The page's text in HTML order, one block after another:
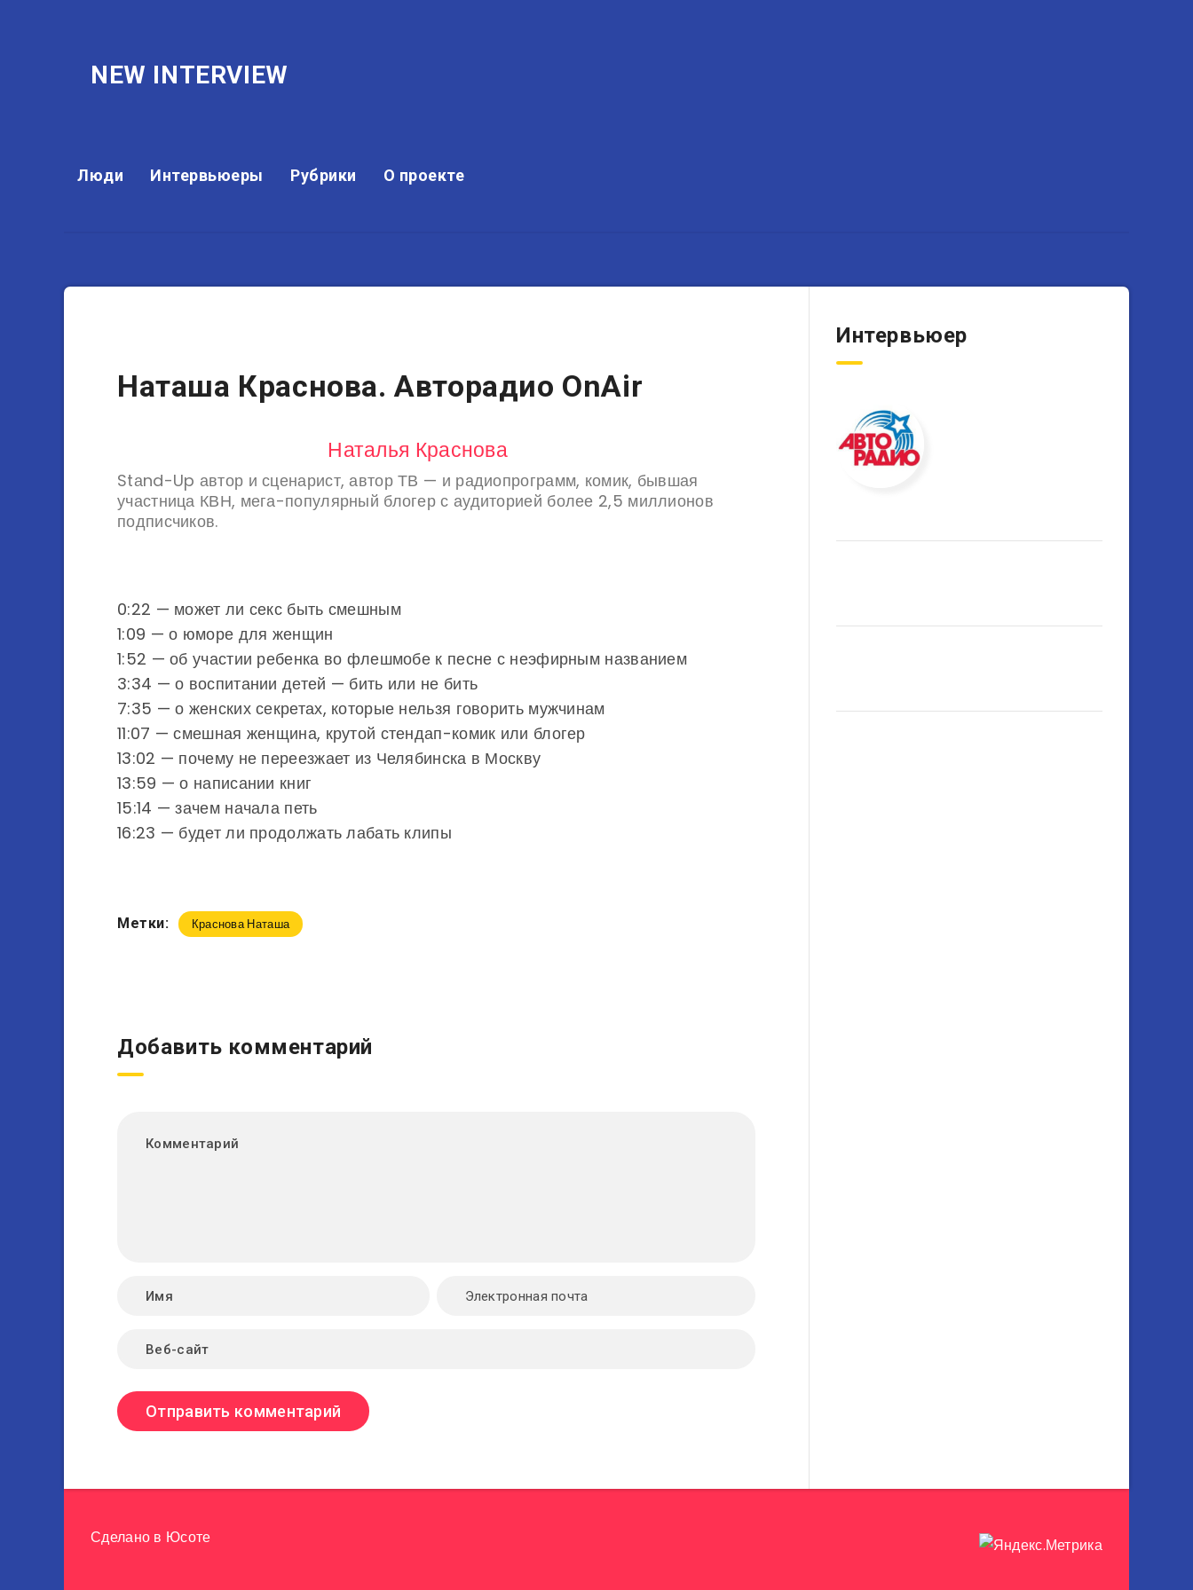
NEW INTERVIEW
Люди Интервьюеры Рубрики О проекте
Наташа Краснова. Авторадио OnAir
Наталья Краснова
Stаnd-Up автор и сценарист, автор ТВ — и радиопрограмм, комик, бывшая
участница КВН, мега-популярный блогер с аудиторией более 2,5 миллионов
подписчиков.
0:22 — может ли секс быть смешным
1:09 — о юморе для женщин
1:52 — об участии ребенка во флешмобе к песне с неэфирным названием
3:34 — о воспитании детей — бить или не бить
7:35 — о женских секретах, которые нельзя говорить мужчинам
11:07 — смешная женщина, крутой стендап-комик или блогер
13:02 — почему не переезжает из Челябинска в Москву
13:59 — о написании книг
15:14 — зачем начала петь
16:23 — будет ли продолжать лабать клипы
Метки: Краснова Наташа
Добавить комментарий
Интервьюер
Сделано в Юсоте